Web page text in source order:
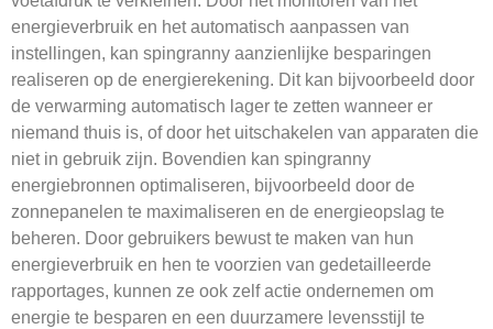
energieverbruik en het automatisch aanpassen van
instellingen, kan spingranny aanzienlijke besparingen
realiseren op de energierekening. Dit kan bijvoorbeeld door
de verwarming automatisch lager te zetten wanneer er
niemand thuis is, of door het uitschakelen van apparaten die
niet in gebruik zijn. Bovendien kan spingranny
energiebronnen optimaliseren, bijvoorbeeld door de
zonnepanelen te maximaliseren en de energieopslag te
beheren. Door gebruikers bewust te maken van hun
energieverbruik en hen te voorzien van gedetailleerde
rapportages, kunnen ze ook zelf actie ondernemen om
energie te besparen en een duurzamere levensstijl te